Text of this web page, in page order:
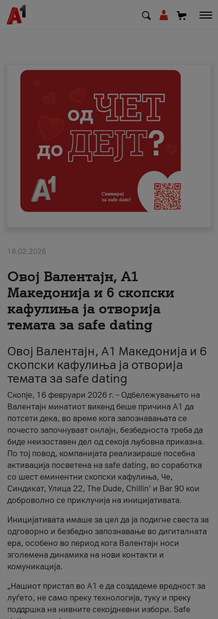
Деловни
Поддршка
Надополни кредит
Плати сметка
#ПодобарОнлајн
16.02.2026
Овој Валентајн, A1
Македонија и 6 скопски
кафулиња ја отворија
темата за safe dating
Овој Валентајн, A1 Македонија и 6
скопски кафулиња ја отворија
темата за safe dating
Скопје, 16 февруари 2026 г. – Одбележувањето на
Валентајн минатиот викенд беше причина А1 да
потсети дека, во време кога запознавањата се
почесто започнуваат онлајн, безбедноста треба да
биде неизоставен дел од секоја љубовна приказна.
По тој повод, компанијата реализираше посебна
активација посветена на safe dating, во соработка
со шест еминентни скопски кафулиња, Че,
Синдикат, Улица 22, The Dude, Chillin’ и Bar 90 кои
доброволно се приклучија на иницијативата.
Иницијативата имаше за цел да ја подигне свеста за
одговорно и безбедно запознавање во дигиталната
ера, особено во период кога Валентајн носи
зголемена динамика на нови контакти и
комуникација.
„Нашиот пристап во А1 е да создадеме вредност за
луѓето, не само преку технологија, туку и преку
поддршка на нивните секојдневни избори. Safe